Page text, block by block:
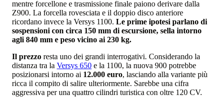
mentre forcellone e trasmissione finale paiono derivare dalla
Z900. La forcella rovesciata e il doppio disco anteriore
ricordano invece la Versys 1100. Le prime ipotesi parlano di
sospensioni con circa 150 mm di escursione, sella intorno
agli 840 mm e peso vicino ai 230 kg.
Il prezzo resta uno dei grandi interrogativi. Considerando la
distanza tra la Versys 650 e la 1100, la nuova 900 potrebbe
posizionarsi intorno ai 12.000 euro, lasciando alla variante più
ricca il compito di salire ulteriormente. Sarebbe una cifra
aggressiva per una quattro cilindri turistica con oltre 120 CV.